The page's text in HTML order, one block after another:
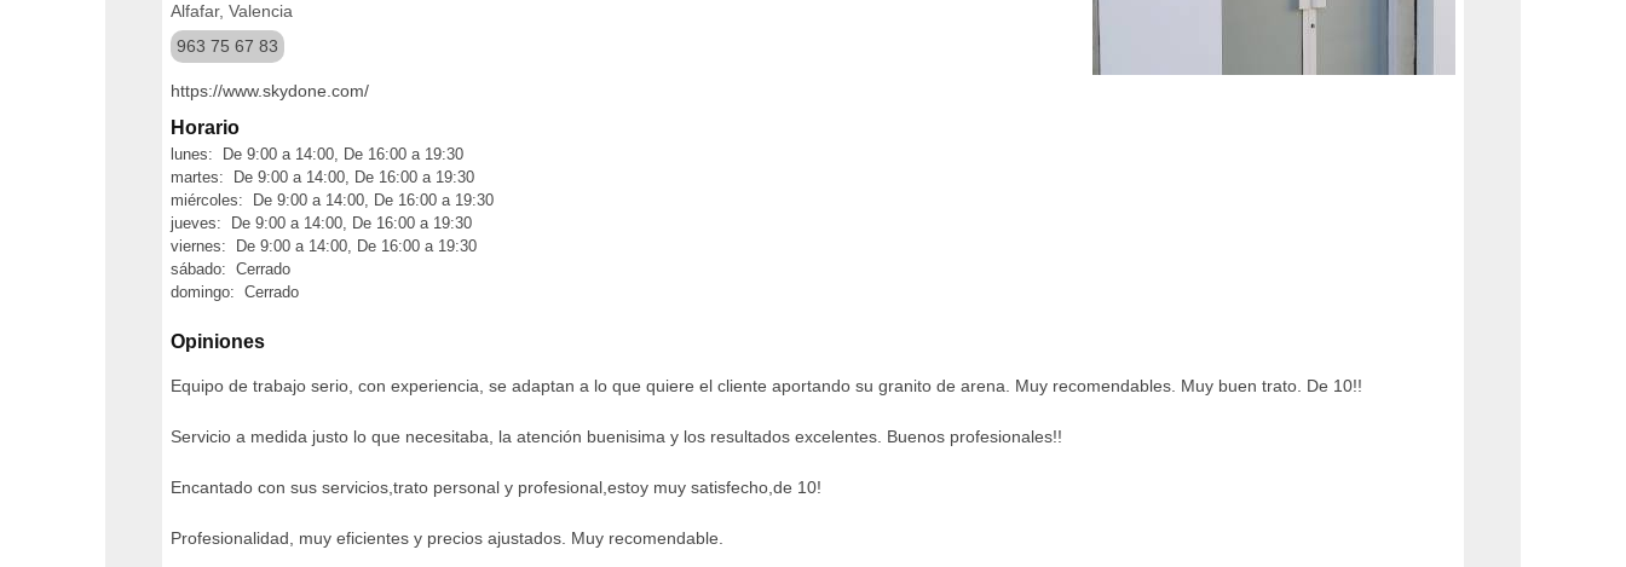
Alfafar, Valencia
963 75 67 83
https://www.skydone.com/
Horario
lunes: De 9:00 a 14:00, De 16:00 a 19:30
martes: De 9:00 a 14:00, De 16:00 a 19:30
miércoles: De 9:00 a 14:00, De 16:00 a 19:30
jueves: De 9:00 a 14:00, De 16:00 a 19:30
viernes: De 9:00 a 14:00, De 16:00 a 19:30
sábado: Cerrado
domingo: Cerrado
Opiniones
Equipo de trabajo serio, con experiencia, se adaptan a lo que quiere el cliente aportando su granito de arena. Muy recomendables. Muy buen trato. De 10!!
Servicio a medida justo lo que necesitaba, la atención buenisima y los resultados excelentes. Buenos profesionales!!
Encantado con sus servicios,trato personal y profesional,estoy muy satisfecho,de 10!
Profesionalidad, muy eficientes y precios ajustados. Muy recomendable.